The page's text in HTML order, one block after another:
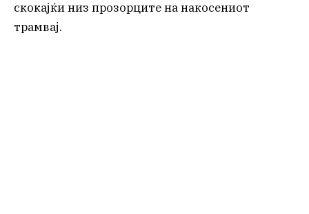
скокајќи низ прозорците на накосениот
трамвај.